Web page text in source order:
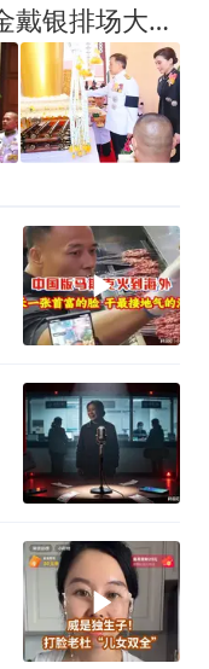
诗妮娜风光复宠！丧期穿金戴银排场大，苏提达强颜欢笑焚香稳住正宫位